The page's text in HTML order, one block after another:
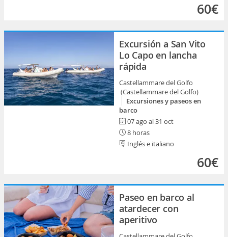
60€
Excursión a San Vito
Lo Capo en lancha
rápida
Castellammare del Golfo
(Castellammare del Golfo)
Excursiones y paseos en
barco
07 ago al 31 oct
8 horas
Inglés e italiano
60€
Paseo en barco al
atardecer con
aperitivo